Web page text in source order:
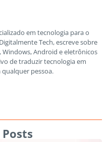
em tecnologia para o
Tech, escreve sobre
Windows, Android e eletrônicos
de traduzir tecnologia em
qualquer pessoa.